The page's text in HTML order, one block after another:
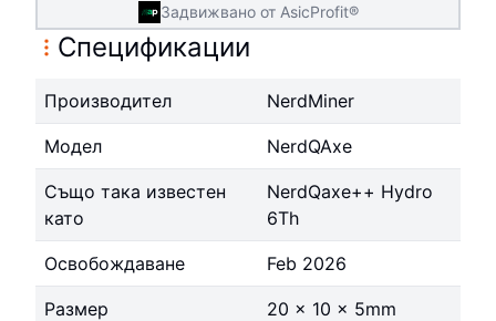
Задвижвано от AsicProfit®
Спецификации
Производител NerdMiner
Модел NerdQAxe
Също така известен
като
NerdQaxe++ Hydro
6Th
Освобождаване Feb 2026
Размер 20 x 10 x 5mm